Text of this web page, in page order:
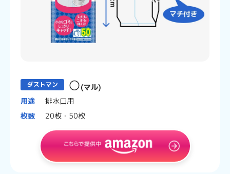
ダストマン ○(マル)
用途
排水口用
枚数
20枚・50枚